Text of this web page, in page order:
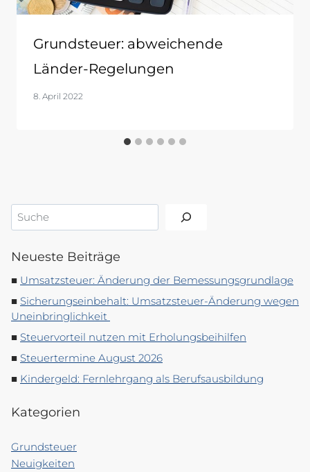
Grundsteuer: abweichende
Länder-Regelungen
8. April 2022
Suchen
Neueste Beiträge
Umsatzsteuer: Änderung der Bemessungsgrundlage
Sicherungseinbehalt: Umsatzsteuer-Änderung wegen
Uneinbringlichkeit
Steuervorteil nutzen mit Erholungsbeihilfen
Steuertermine August 2026
Kindergeld: Fernlehrgang als Berufsausbildung
Kategorien
Grundsteuer
Neuigkeiten